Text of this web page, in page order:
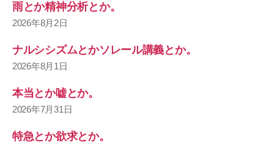
雨とか精神分析とか。
2026年8月2日
ナルシシズムとかソレール講義とか。
2026年8月1日
本当とか嘘とか。
2026年7月31日
特急とか欲求とか。